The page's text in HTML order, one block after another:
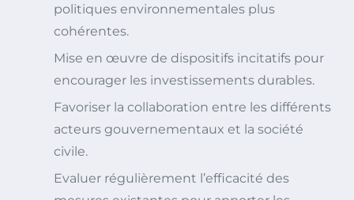
politiques environnementales plus
cohérentes.
Mise en œuvre de dispositifs incitatifs pour
encourager les investissements durables.
Favoriser la collaboration entre les différents
acteurs gouvernementaux et la société
civile.
Evaluer régulièrement l’efficacité des